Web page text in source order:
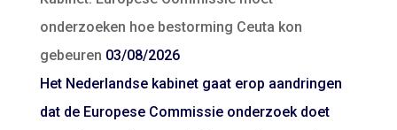
onderzoeken hoe bestorming Ceuta kon
gebeuren 03/08/2026
Het Nederlandse kabinet gaat erop aandringen
dat de Europese Commissie onderzoek doet